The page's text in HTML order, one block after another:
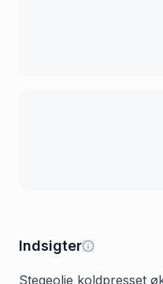
Indsigter
Stegeolie koldpresset